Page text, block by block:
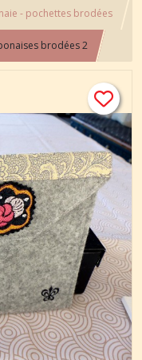
- pochettes brodées
brodées 2